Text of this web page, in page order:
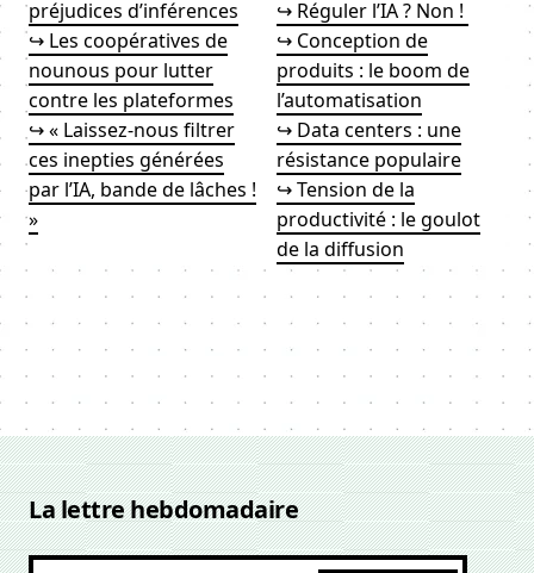
préjudices d’inférences
↪ Les coopératives de
nounous pour lutter
contre les plateformes
↪ « Laissez-nous filtrer
ces inepties générées
par l’IA, bande de lâches !
»
↪ Réguler l’IA ? Non !
↪ Conception de
produits : le boom de
l’automatisation
↪ Data centers : une
résistance populaire
↪ Tension de la
productivité : le goulot
de la diffusion
La lettre hebdomadaire